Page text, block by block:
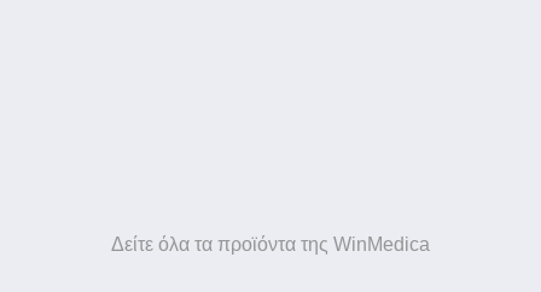
Δείτε όλα τα προϊόντα της WinMedica